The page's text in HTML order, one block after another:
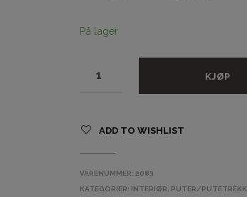
På lager
KJØP
ADD TO WISHLIST
VARENUMMER: 2083
KATEGORIER: INTERIØR PUTER/PUTETREKK